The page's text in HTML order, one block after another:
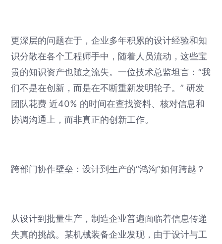
更深层的问题在于，企业多年积累的设计经验和知
识分散在各个工程师手中，随着人员流动，这些宝
贵的知识资产也随之流失。一位技术总监坦言：“我
们不是在创新，而是在不断重新发明轮子。” 研发
团队花费 近40% 的时间在查找资料、核对信息和
协调沟通上，而非真正的创新工作。
跨部门协作壁垒：设计到生产的“鸿沟”如何跨越？
从设计到批量生产，制造企业普遍面临着信息传递
失真的挑战。某机械装备企业发现，由于设计与工